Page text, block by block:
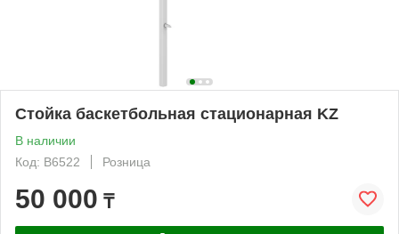
Стойка баскетбольная стационарная KZ
В наличии
Код: B6522
Розница
50 000 ₸